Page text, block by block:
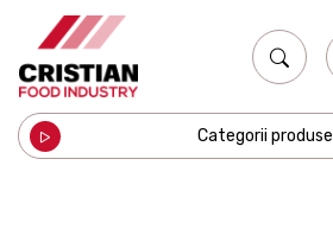
Categorii produse